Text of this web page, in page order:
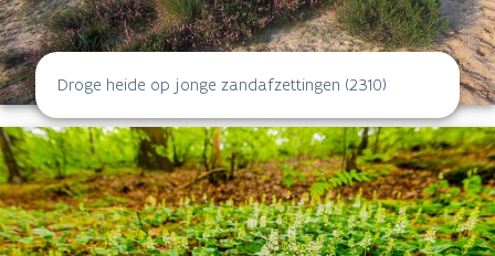
Droge heide op jonge zandafzettingen (2310)